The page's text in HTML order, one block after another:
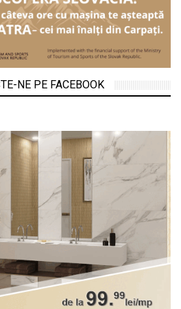
NE PE FACEBOOK